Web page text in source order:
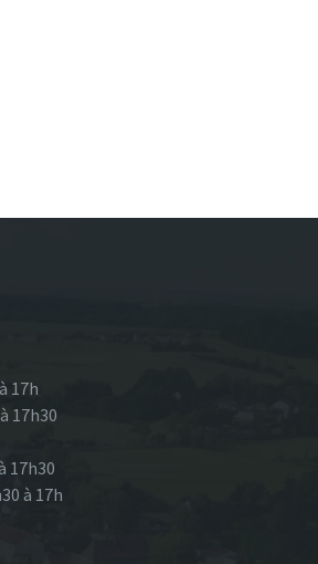
17h
17h30
17h30
à 17h